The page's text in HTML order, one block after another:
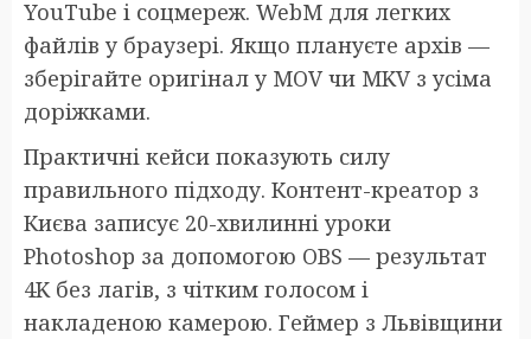
YouTube і соцмереж. WebM для легких
файлів у браузері. Якщо плануєте архів —
зберігайте оригінал у MOV чи MKV з усіма
доріжками.
Практичні кейси показують силу
правильного підходу. Контент-креатор з
Києва записує 20-хвилинні уроки
Photoshop за допомогою OBS — результат
4K без лагів, з чітким голосом і
накладеною камерою. Геймер з Львівщини